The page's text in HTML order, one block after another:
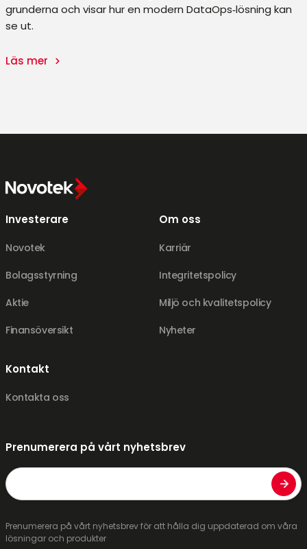
grunderna och visar hur en modern DataOps‑lösning kan
se ut.
Läs mer
Investerare
Novotek
Bolagsstyrning
Aktie
Finansöversikt
Om oss
Karriär
Integritetspolicy
Miljö och kvalitetspolicy
Nyheter
Kontakt
Kontakta oss
Prenumerera på vårt nyhetsbrev
Email
Prenumerera på vårt nyhetsbrev för att hålla dig uppdaterad om våra
lösningar och produkter